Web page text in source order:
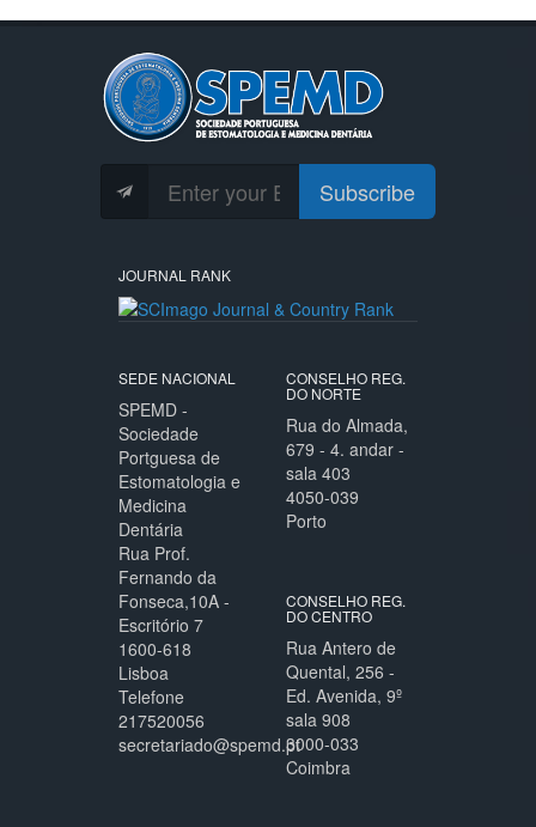
Subscribe
JOURNAL RANK
SEDE NACIONAL
SPEMD -
Sociedade
Portguesa de
Estomatologia e
Medicina
Dentária
Rua Prof.
Fernando da
Fonseca,10A -
Escritório 7
1600-618
Lisboa
Telefone
217520056
secretariado@spemd.pt
CONSELHO REG.
DO NORTE
Rua do Almada,
679 - 4. andar -
sala 403
4050-039
Porto
CONSELHO REG.
DO CENTRO
Rua Antero de
Quental, 256 -
Ed. Avenida, 9º
sala 908
3000-033
Coimbra